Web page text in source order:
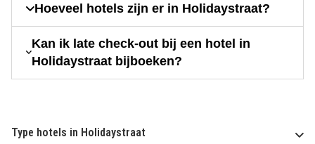
Hoeveel hotels zijn er in Holidaystraat?
Kan ik late check-out bij een hotel in
Holidaystraat bijboeken?
Type hotels in Holidaystraat